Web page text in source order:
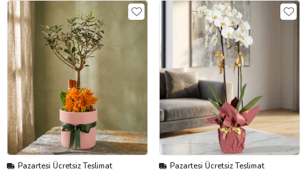
Pazartesi Ücretsiz Teslimat Pazartesi Ücretsiz Teslimat